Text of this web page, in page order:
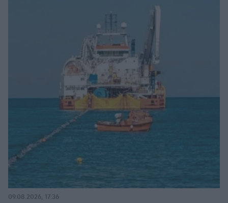
09.08.2026, 17:36